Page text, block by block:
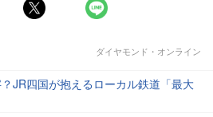
ダイヤモンド・オンライン
JR四国が抱えるローカル鉄道「最大